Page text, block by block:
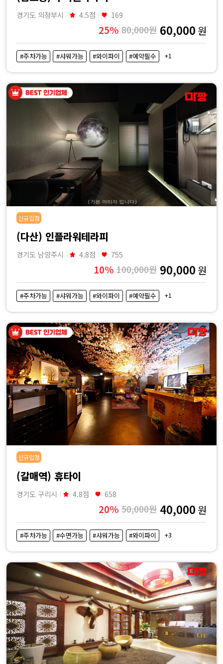
경기도 의정부시 4.5점 169
25% 80,000원 60,000 원
#주차가능 #샤워가능 #와이파이 #예약필수 +1
신규입점
(다산) 인플라워테라피
경기도 남양주시 4.8점 755
10% 100,000원 90,000 원
#주차가능 #샤워가능 #와이파이 #예약필수 +1
신규입점
(갈매역) 휴타이
경기도 구리시 4.8점 658
20% 50,000원 40,000 원
#주차가능 #수면가능 #샤워가능 #와이파이 +3